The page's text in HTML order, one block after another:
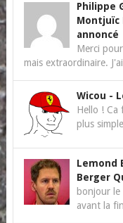
Philippe
Montjuïc
annoncé
Merci
mais extraordinaire.
Wicou -
Hello ! Ca
plus
Lemond
Berger
bonjour le
avant la